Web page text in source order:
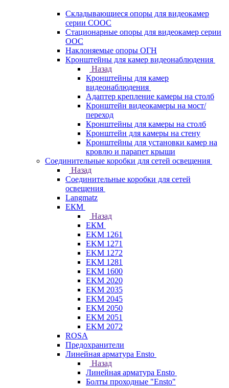
Складывающиеся опоры для видеокамер
серии СООС
Стационарные опоры для видеокамер серии
ООС
Наклоняемые опоры ОГН
Кронштейны для камер видеонаблюдения
Назад
Кронштейны для камер
видеонаблюдения
Адаптер крепление камеры на столб
Кронштейн видеокамеры на мост/
переход
Кронштейны для камеры на столб
Кронштейн для камеры на стену
Кронштейны для установки камер на
кровлю и парапет крыши
Соединительные коробки для сетей освещения
Назад
Соединительные коробки для сетей
освещения
Langmatz
ЕКМ
Назад
ЕКМ
EKM 1261
EKM 1271
EKM 1272
EKM 1281
EKM 1600
EKM 2020
EKM 2035
EKM 2045
EKM 2050
EKM 2051
EKM 2072
ROSA
Предохранители
Линейная арматура Ensto
Назад
Линейная арматура Ensto
Болты проходные "Ensto"